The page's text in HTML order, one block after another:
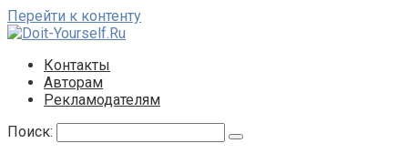
Перейти к контенту
Контакты
Авторам
Рекламодателям
Поиск: